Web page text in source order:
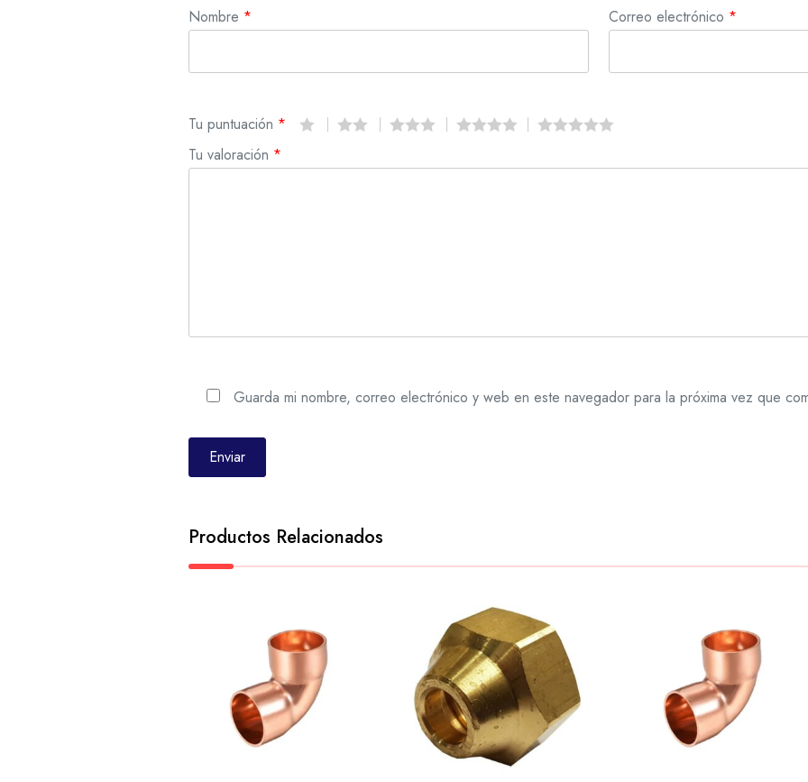
Nombre * Correo electrónico *
Tu puntuación *
Tu valoración *
Guarda mi nombre, correo electrónico y web en este navegador para la próxima vez que
Productos Relacionados